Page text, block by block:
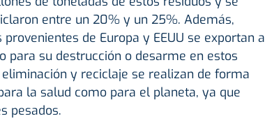
entre un 20% y un 25%. Además,
de Europa y EEUU se exportan a
para su destrucción o desarme en estos
y reciclaje se realizan de forma
la salud como para el planeta, ya que
pesados.